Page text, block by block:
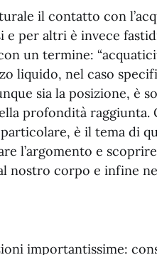
il contatto con
per altri è invece
un termine:
liquido, nel caso
sia la posizione, è
profondità raggiunta.
è il tema di
l’argomento e
nostro corpo e infine
importantissime: